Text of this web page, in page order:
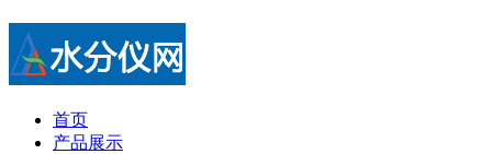
首页
产品展示